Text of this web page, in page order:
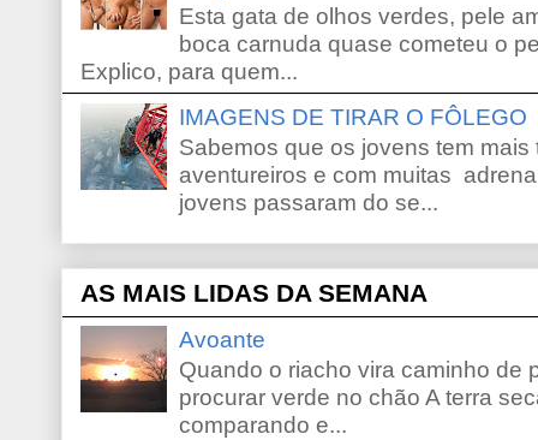
Esta gata de olhos verdes, pele
boca carnuda quase cometeu o
Explico, para quem...
IMAGENS DE TIRAR O FÔLEGO
Sabemos que os jovens tem
aventureiros e com muitas
jovens passaram do se...
AS MAIS LIDAS DA SEMANA
Avoante
Quando o riacho vira caminho de
procurar verde no chão A terra
comparando e...